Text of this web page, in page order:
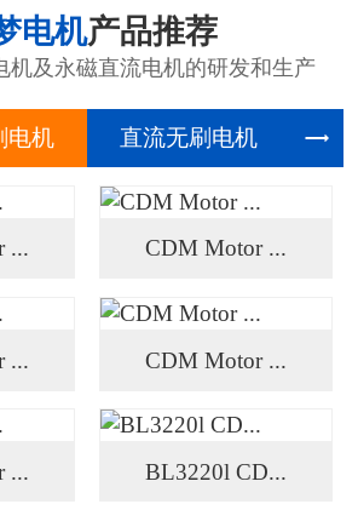
电机产品推荐
机及永磁直流电机的研发和生产
直流无刷 高压
... CDM Motor ...
... CDM Motor ...
... BL3220l CD...